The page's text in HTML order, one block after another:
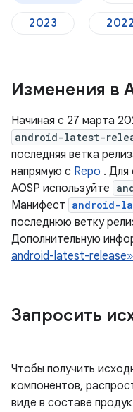
2023 2022
Изменения в
Начиная с 27 марта
android-latest-
последняя ветка
напрямую с Repo . Для
AOSP используйте
Манифест android-
последнюю ветку
Дополнительную
android-latest-release»
Запросить
Чтобы получить
компонентов,
виде в составе